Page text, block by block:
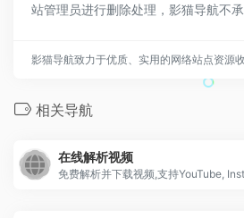
站管理员进行删除处理，影猫导航不承
影猫导航致力于优质、实用的网络站点资源
相关导航
在线解析视频